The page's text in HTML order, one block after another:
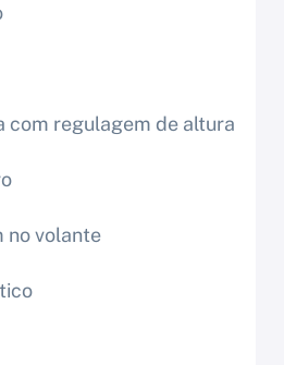
com regulagem de altura
no volante